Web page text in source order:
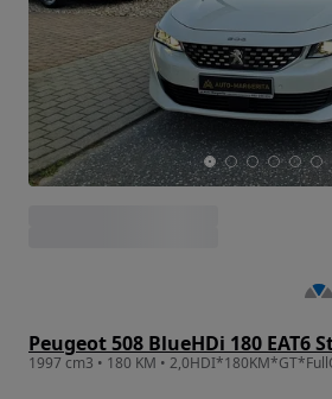
Peugeot 508 BlueHDi 180 EAT6